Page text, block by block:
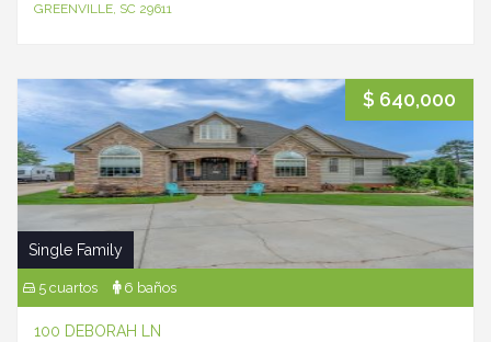
GREENVILLE, SC 29611
$ 640,000
Single Family
5 cuartos 6 baños
100 DEBORAH LN